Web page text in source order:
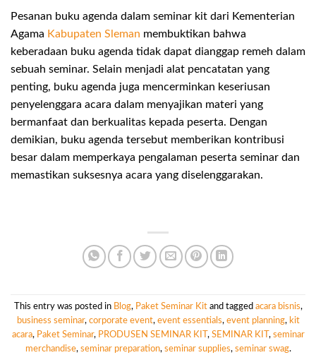
Pesanan buku agenda dalam seminar kit dari Kementerian
Agama Kabupaten Sleman membuktikan bahwa
keberadaan buku agenda tidak dapat dianggap remeh dalam
sebuah seminar. Selain menjadi alat pencatatan yang
penting, buku agenda juga mencerminkan keseriusan
penyelenggara acara dalam menyajikan materi yang
bermanfaat dan berkualitas kepada peserta. Dengan
demikian, buku agenda tersebut memberikan kontribusi
besar dalam memperkaya pengalaman peserta seminar dan
memastikan suksesnya acara yang diselenggarakan.
This entry was posted in Blog, Paket Seminar Kitand tagged acara bisnis,
business seminar, corporate event, event essentials, event planning, kit
acara, Paket Seminar, PRODUSEN SEMINAR KIT , SEMINAR KIT , seminar
merchandise, seminar preparation, seminar supplies, seminar swag.